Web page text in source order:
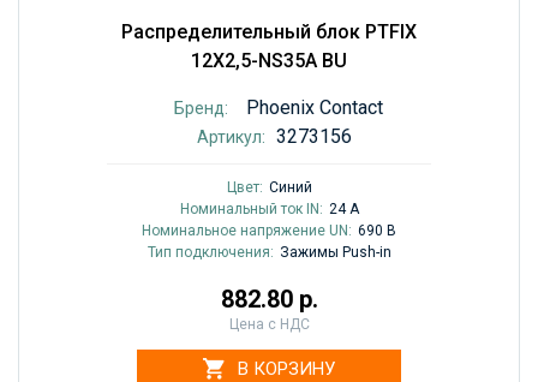
Распределительный блок PTFIX
12X2,5-NS35A BU
Бренд: Phoenix Contact
Артикул: 3273156
Цвет: Синий
Номинальный ток IN: 24 A
Номинальное напряжение UN: 690 В
Тип подключения: Зажимы Push-in
882.80 р.
Цена с НДС
В КОРЗИНУ